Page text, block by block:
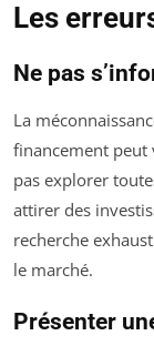
Les
Ne pas
La
financement peut
pas explorer
attirer des
recherche
le marché.
Présenter